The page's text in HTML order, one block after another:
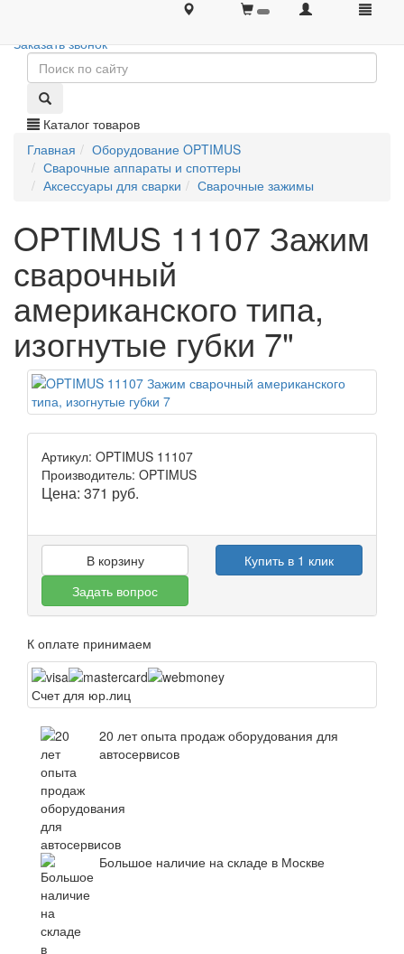
+7 (495) 646-08-66 +7 (495) 646-08-66
Заказать звонок
Каталог товаров
Главная
Оборудование OPTIMUS
Сварочные аппараты и споттеры
Аксессуары для сварки
Сварочные зажимы
OPTIMUS 11107 Зажим
сварочный
американского типа,
изогнутые губки 7"
Артикул: OPTIMUS 11107
Производитель: OPTIMUS
Цена: 371 руб.
В корзину
Купить в 1 клик
Задать вопрос
К оплате принимаем
Счет для юр.лиц
20 лет опыта продаж оборудования для
автосервисов
Большое наличие на складе в Москве